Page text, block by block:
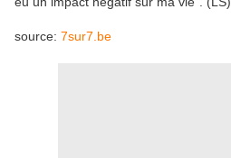
source: 7sur7.be